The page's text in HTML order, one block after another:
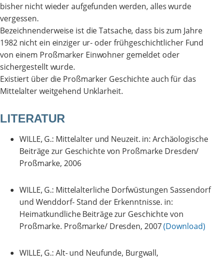
bisher nicht wieder aufgefunden werden, alles wurde
vergessen.
Bezeichnenderweise ist die Tatsache, dass bis zum Jahre
1982 nicht ein einziger ur- oder frühgeschichtlicher Fund
von einem Proßmarker Einwohner gemeldet oder
sichergestellt wurde.
Existiert über die Proßmarker Geschichte auch für das
Mittelalter weitgehend Unklarheit.
LITERATUR
WILLE, G.: Mittelalter und Neuzeit. in: Archäologische
Beiträge zur Geschichte von Proßmarke Dresden/
Proßmarke, 2006
WILLE, G.: Mittelalterliche Dorfwüstungen Sassendorf
und Wenddorf- Stand der Erkenntnisse. in:
Heimatkundliche Beiträge zur Geschichte von
Proßmarke. Proßmarke/ Dresden, 2007(Download)
WILLE, G.: Alt- und Neufunde, Burgwall,